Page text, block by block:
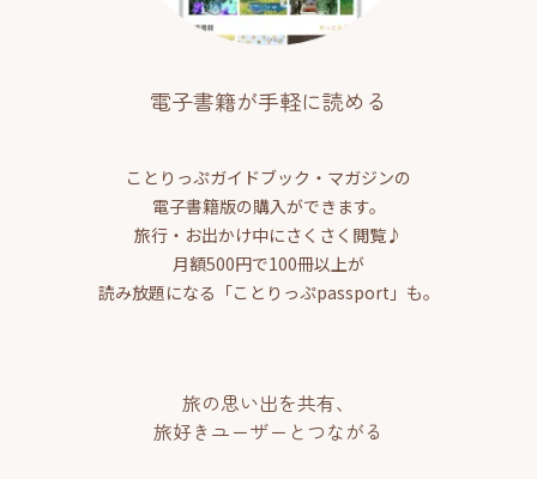
電子書籍が手軽に読める
ことりっぷガイドブック・マガジンの
電子書籍版の購入ができます。
旅行・お出かけ中にさくさく閲覧♪
月額500円で100冊以上が
読み放題になる「ことりっぷpassport」も。
旅の思い出を共有、
旅好きユーザーとつながる